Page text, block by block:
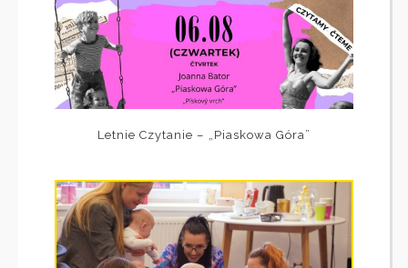
Letnie Czytanie – „Piaskowa Góra”